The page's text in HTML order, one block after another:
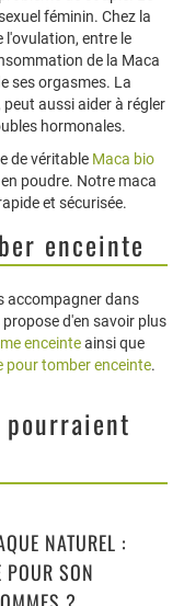
féminin. Chez la
l'ovulation, entre le
de la Maca
ses orgasmes. La
aussi aider à régler
hormonales.
de véritable Maca bio
poudre. Notre maca
et sécurisée.
enceinte
accompagner dans
d'en savoir plus
enceinteainsi que
pour tomber enceinte.
NATUREL :
POUR SON